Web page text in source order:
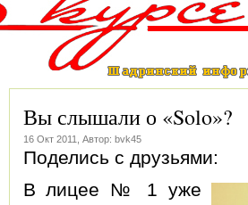
Вы слышали о «Solo»?
16 Окт 2011, Автор: bvk45
Поделись с друзьями:
В лицее № 1 уже